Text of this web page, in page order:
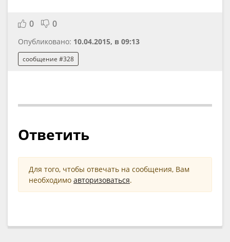
0 0
Опубликовано: 10.04.2015, в 09:13
сообщение #328
Ответить
Для того, чтобы отвечать на сообщения, Вам
необходимо авторизоваться.